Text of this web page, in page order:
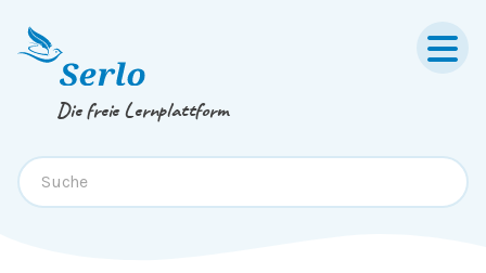
Springe zum
Die freie Lernplattform